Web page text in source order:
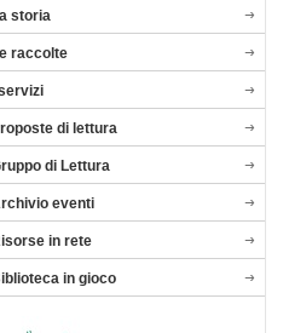
storia
raccolte
servizi
di lettura
di Lettura
eventi
in rete
in gioco